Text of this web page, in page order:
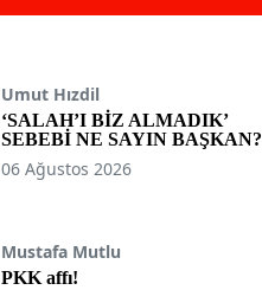
Umut Hızdil
‘SALAH’I BİZ ALMADIK’
SEBEBİ NE SAYIN BAŞKAN?
06 Ağustos 2026
Mustafa Mutlu
PKK affı!